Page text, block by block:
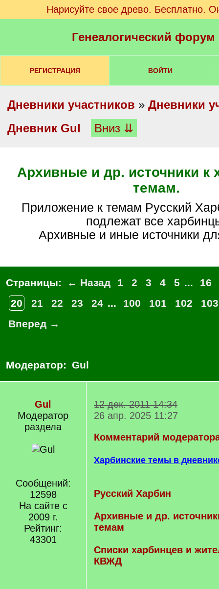
Нарисуйте свое древо. Бесплатно.
Генеалогический
РЕГИСТРАЦИЯ ВОЙТИ
Дневники участников » Дневники
Дневник Gul
Вниз ⇊
Архивные и др. источники к
темам.
Приложение к темам Русский Харбин и Аресту
подлежат все
Архивные и иные источники
Страницы: ← Назад 1 2 3 4 5 ...
16
20
21 22 23 24 ... 100 101 102
103
Вперед →
Модератор: Gul
Gul
Модератор
раздела
Сообщений:
12598
На сайте с
2009 г.
Рейтинг:
43301
12 дек. 2011 14:34
26 апр. 2025 11:27
Комментарий
Харбинские темы в
Русский Харбин
Архивные и др.
темам
Cписки харбинцев и
КВЖД